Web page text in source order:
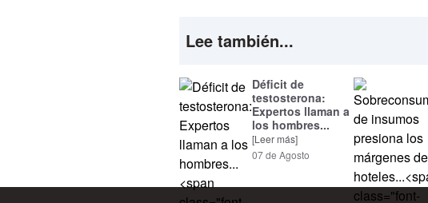
Lee también...
Déficit de
testosterona:
Expertos llaman a
los hombres...
[Leer más]
07 de Agosto